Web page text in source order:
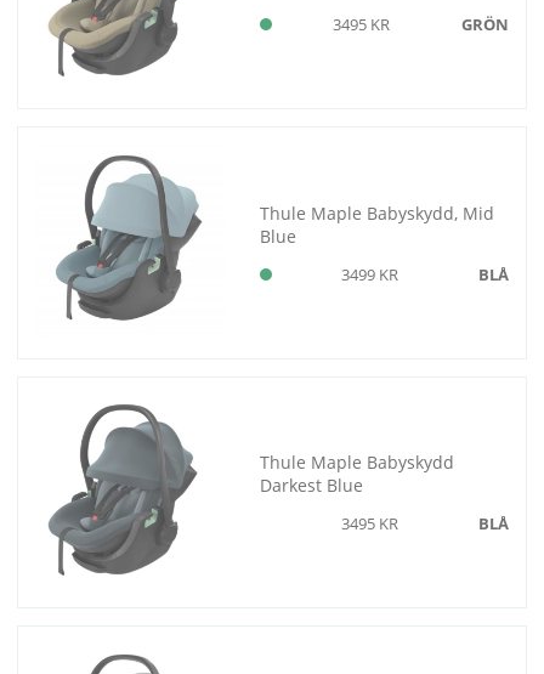
3495 KR GRÖN
Thule Maple Babyskydd, Mid
Blue
3499 KR BLÅ
Thule Maple Babyskydd
Darkest Blue
3495 KR BLÅ